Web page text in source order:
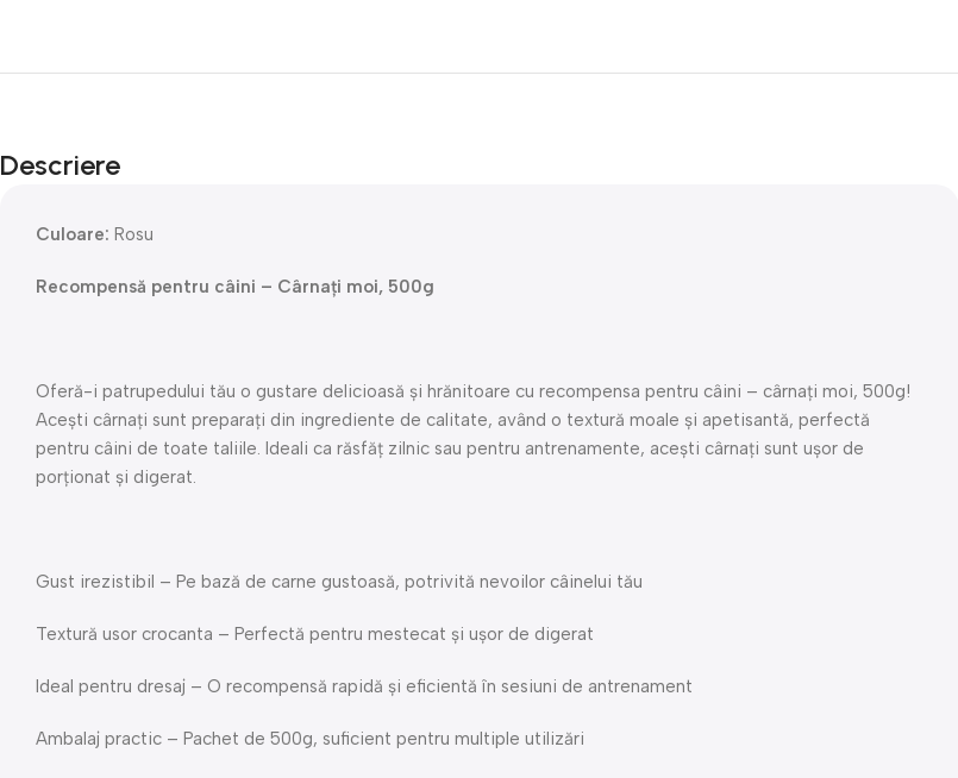
Descriere
Culoare: Rosu
Recompensă pentru câini – Cârnați moi, 500g
Oferă-i patrupedului tău o gustare delicioasă și hrănitoare cu recompensa pentru câini – cârnați moi, 500g!
Acești cârnați sunt preparați din ingrediente de calitate, având o textură moale și apetisantă, perfectă
pentru câini de toate taliile. Ideali ca răsfăț zilnic sau pentru antrenamente, acești cârnați sunt ușor de
porționat și digerat.
Gust irezistibil – Pe bază de carne gustoasă, potrivită nevoilor câinelui tău
Textură usor crocanta – Perfectă pentru mestecat și ușor de digerat
Ideal pentru dresaj – O recompensă rapidă și eficientă în sesiuni de antrenament
Ambalaj practic – Pachet de 500g, suficient pentru multiple utilizări